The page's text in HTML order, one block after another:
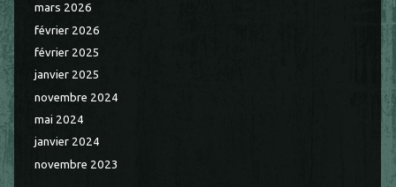
mars 2026
février 2026
février 2025
janvier 2025
novembre 2024
mai 2024
janvier 2024
novembre 2023